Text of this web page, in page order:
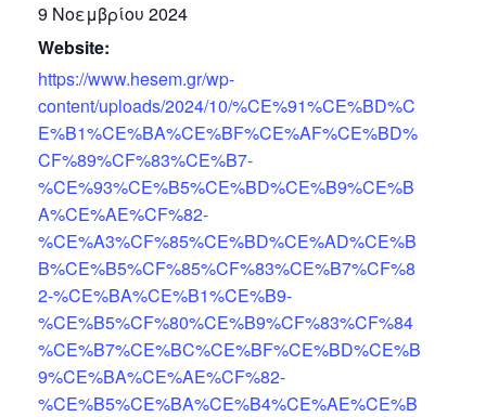
9 Νοεμβρίου 2024
Website:
https://www.hesem.gr/wp-
content/uploads/2024/10/%CE%91%CE%BD%C
E%B1%CE%BA%CE%BF%CE%AF%CE%BD%
CF%89%CF%83%CE%B7-
%CE%93%CE%B5%CE%BD%CE%B9%CE%B
A%CE%AE%CF%82-
%CE%A3%CF%85%CE%BD%CE%AD%CE%B
B%CE%B5%CF%85%CF%83%CE%B7%CF%8
2-%CE%BA%CE%B1%CE%B9-
%CE%B5%CF%80%CE%B9%CF%83%CF%84
%CE%B7%CE%BC%CE%BF%CE%BD%CE%B
9%CE%BA%CE%AE%CF%82-
%CE%B5%CE%BA%CE%B4%CE%AE%CE%B